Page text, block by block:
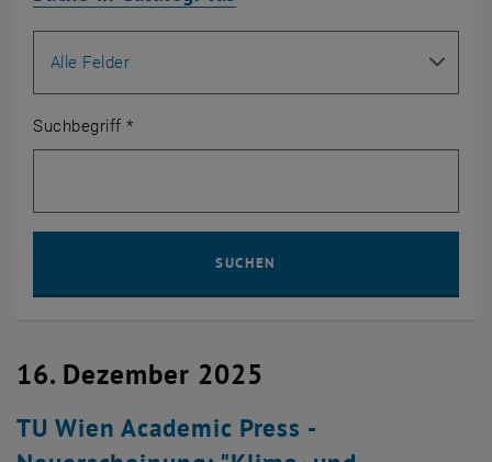
Suchbegriff *
SUCHEN
16. Dezember 2025
TU Wien Academic Press -